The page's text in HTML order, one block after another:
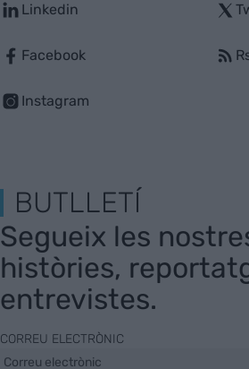
Linkedin
Facebook
Instagram
BUTLLETÍ
Segueix les
històries,
entrevistes.
CORREU ELECTRÒNIC